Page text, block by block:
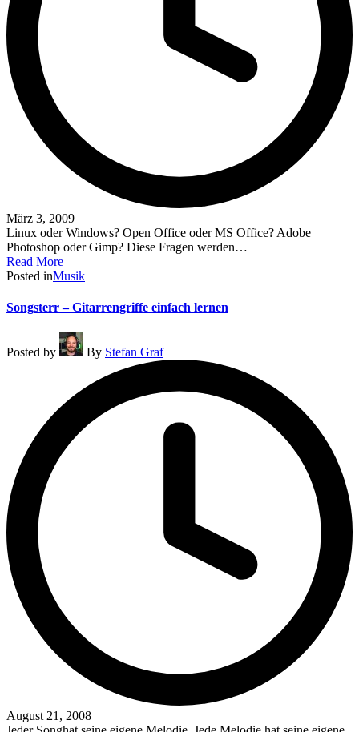
März 3, 2009
Linux oder Windows? Open Office oder MS Office? Adobe
Photoshop oder Gimp? Diese Fragen werden…
Read More
Posted inMusik
Songsterr – Gitarrengriffe einfach lernen
Posted by By Stefan Graf
August 21, 2008